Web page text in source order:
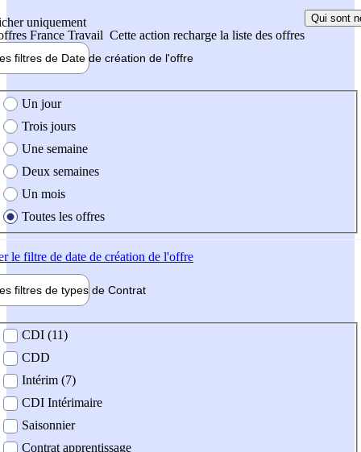
uniquement
France Travail Cette action recharge la liste des offres
Qui sont
filtres de Date de création de l'offre
création de l'offre
Un jour
Trois jours
Une semaine
Deux semaines
Un mois
Toutes les offres
le filtre de date de création de l'offre
filtres de types de Contrat
contrat
CDI (11)
CDD
Intérim (7)
CDI Intérimaire
Saisonnier
Contrat apprentissage